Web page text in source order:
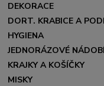
DEKORACE
DORT. KRABICE A
HYGIENA
JEDNORÁZOVÉ NÁDOBÍ
KRAJKY A KOŠÍČKY
MISKY